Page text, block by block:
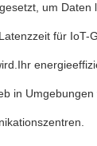
um Daten
für IoT-
in Umgebungen